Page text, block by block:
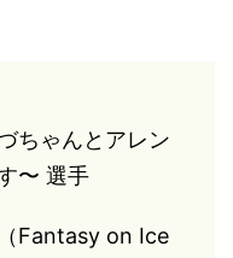
ちゃんとアレン
〜 選手
Fantasy on Ice